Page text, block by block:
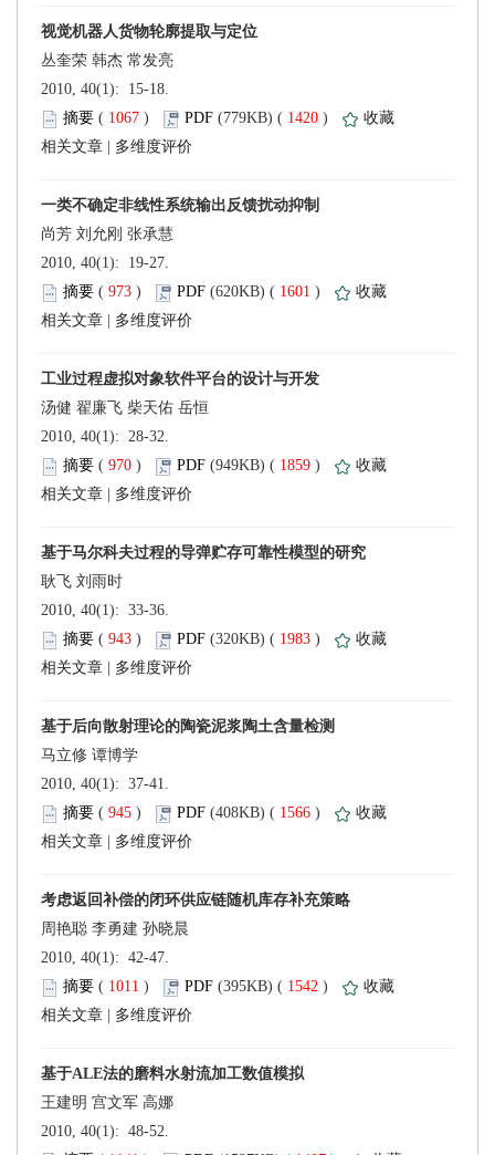
2010, 40(1): 15-18.
(
) 1420 )
2010, 40(1): 19-27.
(
) 1601 )
2010, 40(1): 28-32.
(
) 1859 )
2010, 40(1): 33-36.
(
) 1983 )
2010, 40(1): 37-41.
(
) 1566 )
2010, 40(1): 42-47.
(
) 1542 )
2010, 40(1): 48-52.